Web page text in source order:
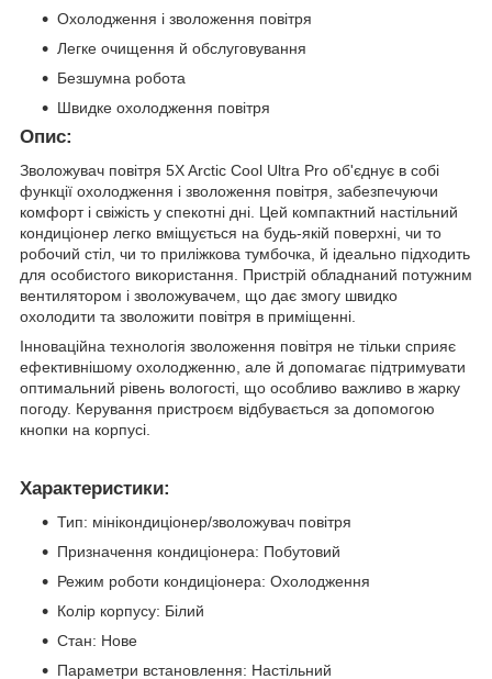
Охолодження і зволоження повітря
Легке очищення й обслуговування
Безшумна робота
Швидке охолодження повітря
Опис:
Зволожувач повітря 5X Arctic Cool Ultra Pro об'єднує в собі
функції охолодження і зволоження повітря, забезпечуючи
комфорт і свіжість у спекотні дні. Цей компактний настільний
кондиціонер легко вміщується на будь-якій поверхні, чи то
робочий стіл, чи то приліжкова тумбочка, й ідеально підходить
для особистого використання. Пристрій обладнаний потужним
вентилятором і зволожувачем, що дає змогу швидко
охолодити та зволожити повітря в приміщенні.
Інноваційна технологія зволоження повітря не тільки сприяє
ефективнішому охолодженню, але й допомагає підтримувати
оптимальний рівень вологості, що особливо важливо в жарку
погоду. Керування пристроєм відбувається за допомогою
кнопки на корпусі.
Характеристики:
Тип: мінікондиціонер/зволожувач повітря
Призначення кондиціонера: Побутовий
Режим роботи кондиціонера: Охолодження
Колір корпусу: Білий
Стан: Нове
Параметри встановлення: Настільний